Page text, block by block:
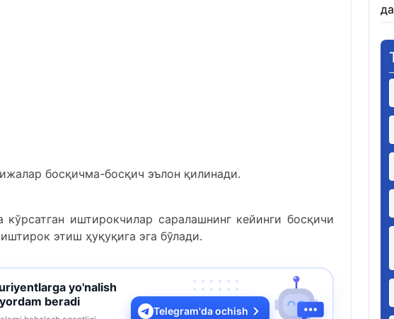
босқичма-босқич эълон қилинади.
иштирокчилар саралашнинг кейинги босқичи
этиш ҳуқуқига эга бўлади.
yo'nalish
beradi
Telegram'da ochish